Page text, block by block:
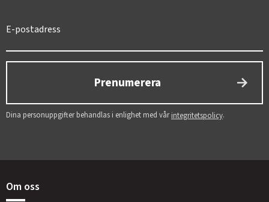
Prenumerera
Dina personuppgifter behandlas i enlighet med vårintegritetspolicy.
Om oss